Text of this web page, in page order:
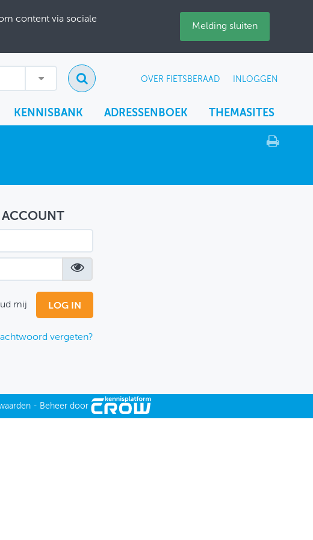
content via sociale
Melding sluiten
OVER FIETSBERAAD INLOGGEN
KENNISBANK ADRESSENBOEK THEMASITES
ACCOUNT
mij
vergeten?
- Beheer door